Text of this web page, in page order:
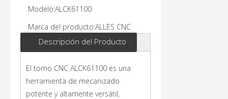
Modelo:ALCK61100
Marca del producto:ALLES CNC
Descripción del Producto
El torno CNC ALCK61100 es una
herramienta de mecanizado
potente y altamente versátil,